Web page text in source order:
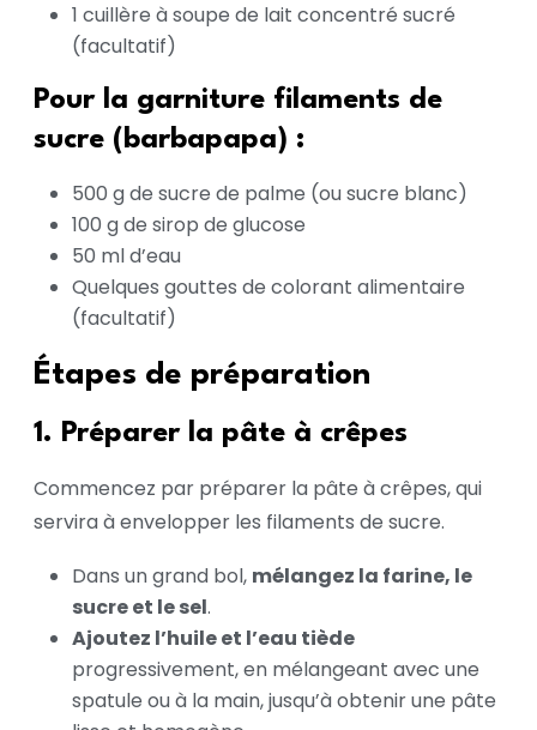
1 cuillère à soupe de lait concentré sucré
(facultatif)
Pour la garniture filaments de
sucre (barbapapa) :
500 g de sucre de palme (ou sucre blanc)
100 g de sirop de glucose
50 ml d’eau
Quelques gouttes de colorant alimentaire
(facultatif)
Étapes de préparation
1. Préparer la pâte à crêpes
Commencez par préparer la pâte à crêpes, qui
servira à envelopper les filaments de sucre.
Dans un grand bol, mélangez la farine, le
sucre et le sel.
Ajoutez l’huile et l’eau tiède
progressivement, en mélangeant avec une
spatule ou à la main, jusqu’à obtenir une pâte